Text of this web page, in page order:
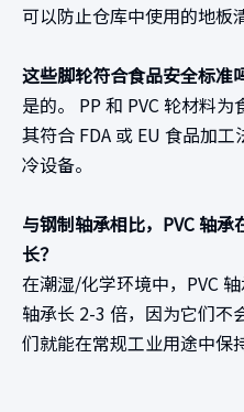
可以防止仓库中使用的地板
这些脚轮符合食品安全标准
是的。 PP 和 PVC 轮材料
其符合 FDA 或 EU 食品加
冷设备。
与钢制轴承相比，PVC 轴
长？
在潮湿/化学环境中，PVC
轴承长 2-3 倍，因为它们不
们就能在常规工业用途中保